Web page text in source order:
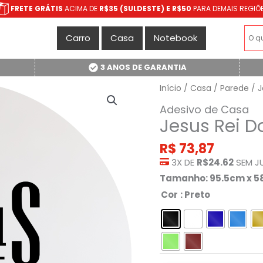
FRETE GRÁTIS ACIMA DE R$35 (SULDESTE) E R$50 PARA DEMAIS
Carro Casa Notebook
3 ANOS DE GARANTIA
Início / Casa / Parede /
Adesivo de Casa
Jesus Rei
R$ 73,87
3X DE R$24.62SEM
Tamanho: 95.5cm x
Cor : Preto